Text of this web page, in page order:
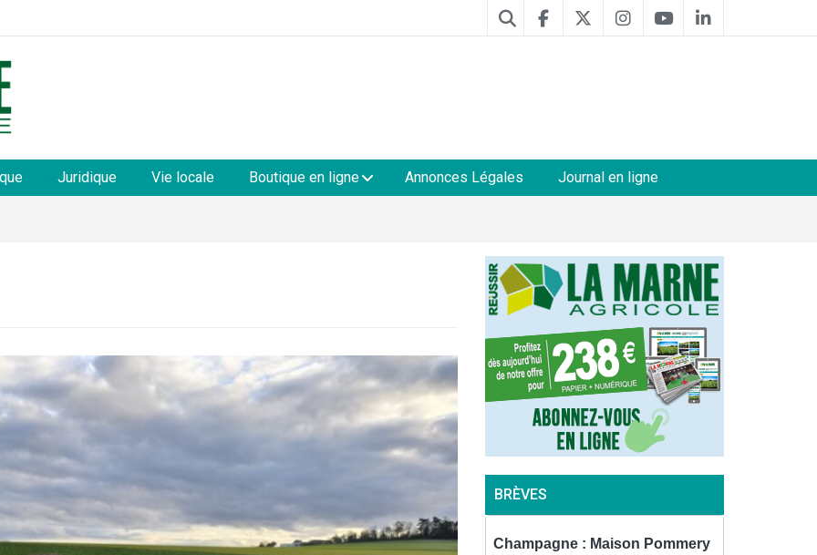
Juridique Vie locale Boutique en ligne Annonces Légales Journal en ligne
BRÈVES
Chambres d’agriculture : décès
Contrôles : les inspecteurs de
Champagne : Maison Pommery